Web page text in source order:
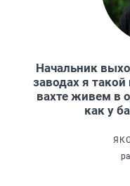
Начальник
заводах я
вахте живем в
как у